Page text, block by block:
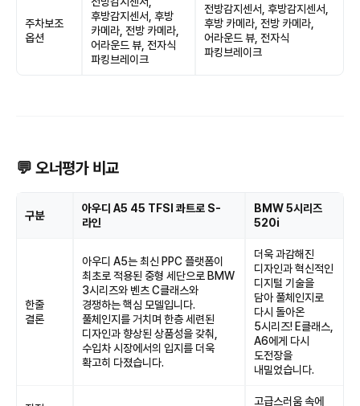
주차보조
옵션
후방감지센서, 후방
카메라, 전방 카메라,
어라운드 뷰, 전자식
파킹브레이크
전방감지센서, 후방감지센서,
후방 카메라, 전방 카메라,
어라운드 뷰, 전자식
파킹브레이크
💬 오너평가 비교
구분
아우디 A5 45 TFSI 콰트로 S-
라인
BMW 5시리즈
520i
한줄
결론
아우디 A5는 최신 PPC 플랫폼이
최초로 적용된 중형 세단으로 BMW
3시리즈와 벤츠 C클래스와
경쟁하는 핵심 모델입니다.
풀체인지를 거치며 한층 세련된
디자인과 향상된 상품성을 갖춰,
수입차 시장에서의 입지를 더욱
확고히 다졌습니다.
더욱 과감해진
디자인과 혁신적인
디지털 기술을
담아 풀체인지로
다시 돌아온
5시리즈! E클래스,
A6에게 다시
도전장을
내밀었습니다.
고급스러움 속에